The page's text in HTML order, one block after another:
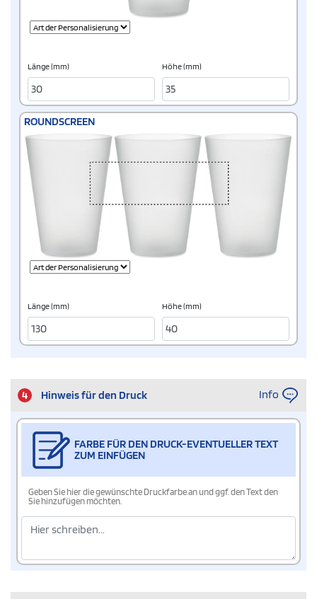
Länge (mm) Höhe (mm)
ROUNDSCREEN
Länge (mm) Höhe (mm)
4 Hinweis für den Druck Info
FARBE FÜR DEN DRUCK-EVENTUELLER TEXT
ZUM EINFÜGEN
Geben Sie hier die gewünschte Druckfarbe an und ggf. den Text den
Sie hinzufügen möchten.